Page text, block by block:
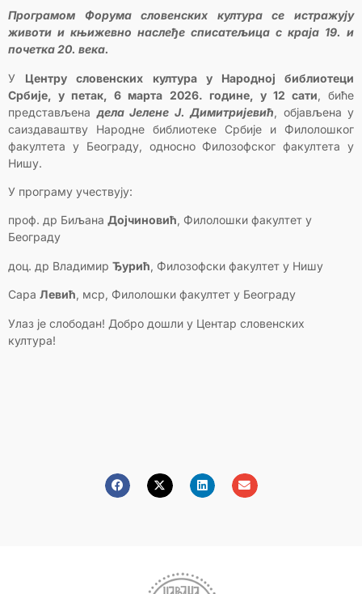
Програмом Форума словенских култура се истражују
животи и књижевно наслеђе списатељица с краја 19. и
почетка 20. века.
У Центру словенских култура у Народној библиотеци
Србије, у петак, 6 марта 2026. године, у 12 сати, биће
представљена дела Јелене Ј. Димитријевић, објављена у
саиздаваштву Народне библиотеке Србије и Филолошког
факултета у Београду, односно Филозофског факултета у
Нишу.
У програму учествују:
проф. др Биљана Дојчиновић, Филолошки факултет у
Београду
доц. др Владимир Ђурић, Филозофски факултет у Нишу
Сара Левић, мср, Филолошки факултет у Београду
Улаз је слободан! Добро дошли у Центар словенских
култура!